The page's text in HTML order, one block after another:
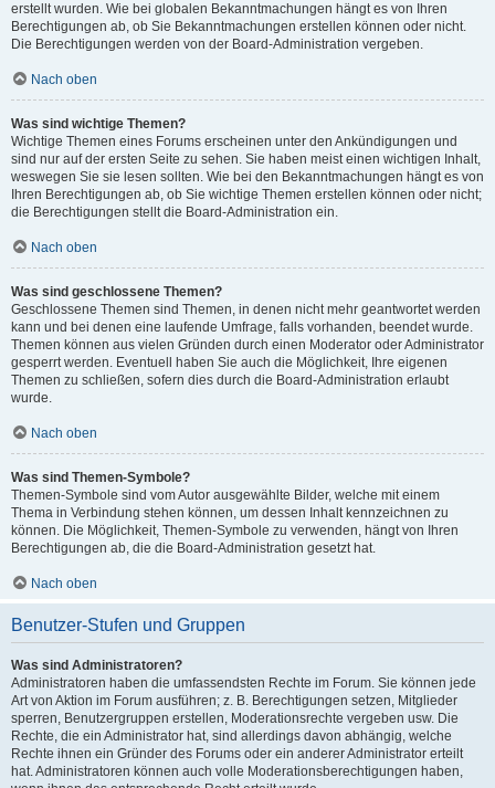
erstellt wurden. Wie bei globalen Bekanntmachungen hängt es von Ihren
Berechtigungen ab, ob Sie Bekanntmachungen erstellen können oder nicht.
Die Berechtigungen werden von der Board-Administration vergeben.
Nach oben
Was sind wichtige Themen?
Wichtige Themen eines Forums erscheinen unter den Ankündigungen und
sind nur auf der ersten Seite zu sehen. Sie haben meist einen wichtigen Inhalt,
weswegen Sie sie lesen sollten. Wie bei den Bekanntmachungen hängt es von
Ihren Berechtigungen ab, ob Sie wichtige Themen erstellen können oder nicht;
die Berechtigungen stellt die Board-Administration ein.
Nach oben
Was sind geschlossene Themen?
Geschlossene Themen sind Themen, in denen nicht mehr geantwortet werden
kann und bei denen eine laufende Umfrage, falls vorhanden, beendet wurde.
Themen können aus vielen Gründen durch einen Moderator oder Administrator
gesperrt werden. Eventuell haben Sie auch die Möglichkeit, Ihre eigenen
Themen zu schließen, sofern dies durch die Board-Administration erlaubt
wurde.
Nach oben
Was sind Themen-Symbole?
Themen-Symbole sind vom Autor ausgewählte Bilder, welche mit einem
Thema in Verbindung stehen können, um dessen Inhalt kennzeichnen zu
können. Die Möglichkeit, Themen-Symbole zu verwenden, hängt von Ihren
Berechtigungen ab, die die Board-Administration gesetzt hat.
Nach oben
Benutzer-Stufen und Gruppen
Was sind Administratoren?
Administratoren haben die umfassendsten Rechte im Forum. Sie können jede
Art von Aktion im Forum ausführen; z. B. Berechtigungen setzen, Mitglieder
sperren, Benutzergruppen erstellen, Moderationsrechte vergeben usw. Die
Rechte, die ein Administrator hat, sind allerdings davon abhängig, welche
Rechte ihnen ein Gründer des Forums oder ein anderer Administrator erteilt
hat. Administratoren können auch volle Moderationsberechtigungen haben,